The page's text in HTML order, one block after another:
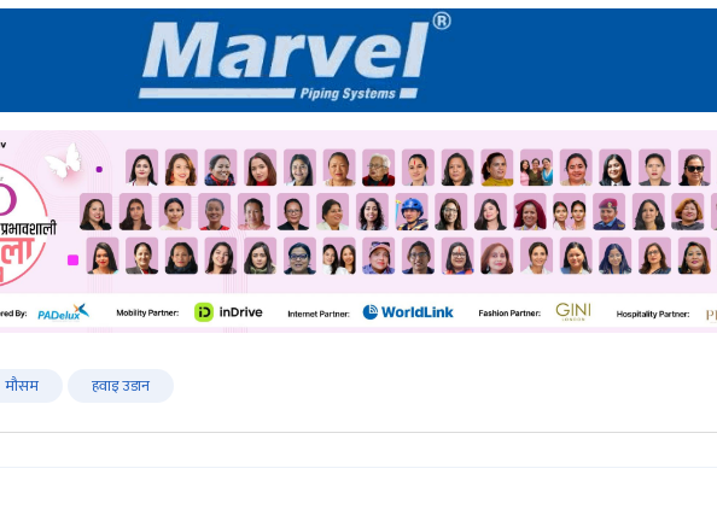
मौसम हवाइ उडान